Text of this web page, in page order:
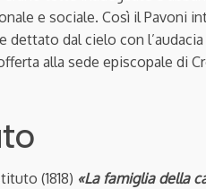
e sociale. Così il Pavoni
dal cielo con
alla sede episcopale di
(1818) «La famiglia della